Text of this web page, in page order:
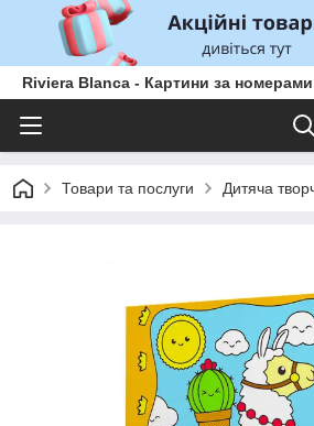
Riviera Blanca - Картини за
Товари та послуги Дитяча